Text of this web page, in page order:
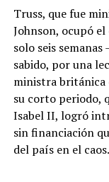
Truss, que fue
Johnson, ocupó
solo seis
sabido, por una
ministra británica
su corto periodo,
Isabel II, logró
sin financiación
del país en el caos.